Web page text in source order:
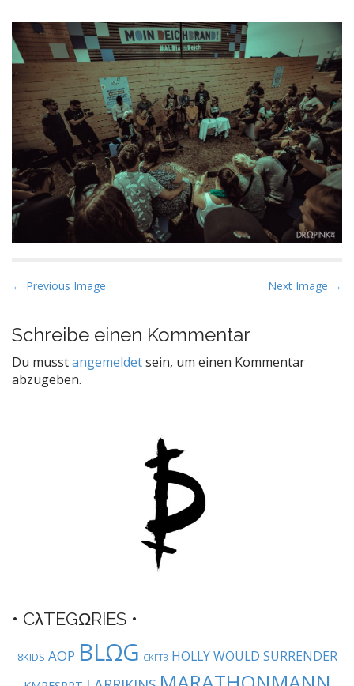
P
s
t
n
a
← Previous Image Next Image →
Schreibe einen Kommentar
Du musstangemeldetsein, um einen Kommentar
abzugeben.
• CλTEGΩRIES •
8KIDS AOP BLΩG CKFTB HOLLY WOULD SURRENDER